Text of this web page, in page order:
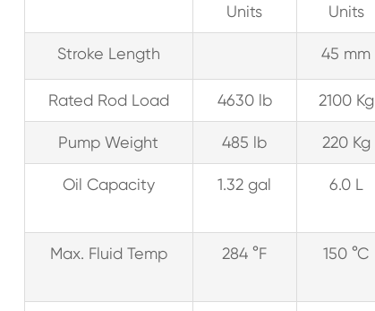
Units
Units
Stroke Length 45 mm
Rated Rod Load 4630 lb 2100 Kg
Pump Weight 485 lb 220 Kg
Oil Capacity 1.32 gal 6.0 L
Max. Fluid Temp 284 °F 150 °C